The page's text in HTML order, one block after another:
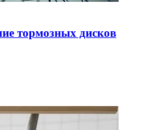
тормозных дисков